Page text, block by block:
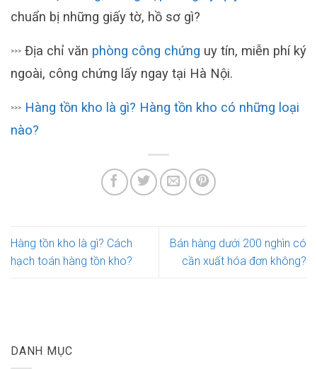
chuẩn bị những giấy tờ, hồ sơ gì?
>>> Địa chỉ văn phòng công chứng uy tín, miễn phí ký
ngoài, công chứng lấy ngay tại Hà Nội.
>>>
Hàng tồn kho là gì? Hàng tồn kho có những loại
nào?
Hàng tồn kho là gì? Cách
hạch toán hàng tồn kho?
Bán hàng dưới 200 nghìn có
cần xuất hóa đơn không?
DANH MỤC